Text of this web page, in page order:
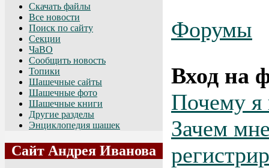
Скачать файлы
Все новости
Поиск по сайту
Секции
ЧаВО
Сообщить новость
Топики
Шашечные сайты
Шашечные фото
Шашечные книги
Другие разделы
Энциклопедия шашек
Сайт Андрея Иванова
Форумы
Вход на
Почему я
Зачем